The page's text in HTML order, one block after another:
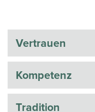
Vertrauen
Kompetenz
Tradition